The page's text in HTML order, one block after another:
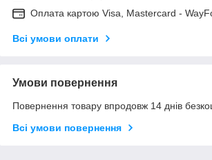
Оплата картою Visa, Mastercard -
Всі умови оплати
Умови повернення
Повернення товару впродовж 14 днів
Всі умови повернення